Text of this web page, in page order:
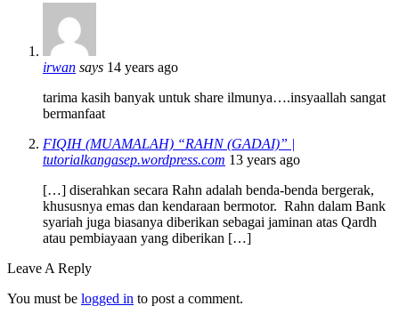
irwan says 14 years ago
tarima kasih banyak untuk share ilmunya….insyaallah sangat
bermanfaat
FIQIH (MUAMALAH) “RAHN (GADAI)” |
tutorialkangasep.wordpress.com 13 years ago
[…] diserahkan secara Rahn adalah benda-benda bergerak,
khususnya emas dan kendaraan bermotor. Rahn dalam Bank
syariah juga biasanya diberikan sebagai jaminan atas Qardh
atau pembiayaan yang diberikan […]
Leave A Reply
You must be logged in to post a comment.